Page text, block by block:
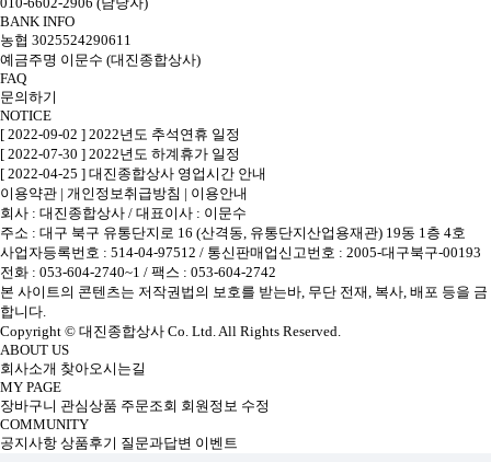
BANK INFO
농협 3025524290611
예금주명 이문수 (대진종합상사)
FAQ
문의하기
NOTICE
[ 2022-09-02 ] 2022년도 추석연휴 일정
[ 2022-07-30 ] 2022년도 하계휴가 일정
[ 2022-04-25 ] 대진종합상사 영업시간 안내
이용약관 | 개인정보취급방침 | 이용안내
회사 : 대진종합상사 / 대표이사 : 이문수
주소 : 대구 북구 유통단지로 16 (산격동, 유통단지산업용재관) 19동 1층 4호
사업자등록번호 : 514-04-97512 / 통신판매업신고번호 : 2005-대구북구-00193
전화 : 053-604-2740~1 / 팩스 : 053-604-2742
본 사이트의 콘텐츠는 저작권법의 보호를 받는바, 무단 전재, 복사, 배포 등을 금
합니다.
Copyright © 대진종합상사 Co. Ltd. All Rights Reserved.
ABOUT US
회사소개 찾아오시는길
MY PAGE
장바구니 관심상품 주문조회 회원정보 수정
COMMUNITY
공지사항 상품후기 질문과답변 이벤트